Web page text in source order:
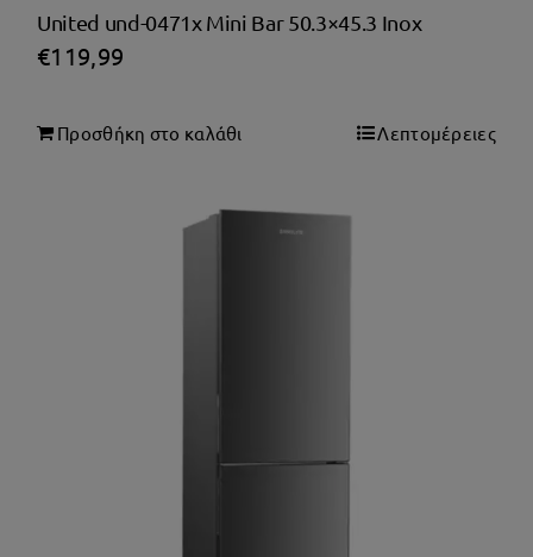
United und-0471x Mini Bar 50.3×45.3 Inox
€119,99
Προσθήκη στο καλάθι Λεπτομέρειες